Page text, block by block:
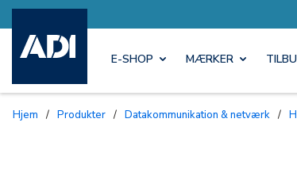
E-SHOP MÆRKER
Hjem / Produkter / Datakommunikation & netværk /